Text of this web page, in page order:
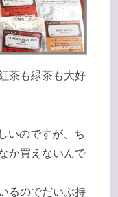
茶も緑茶も大好
いのですが、ち
か買えないんで
るのでだいぶ持